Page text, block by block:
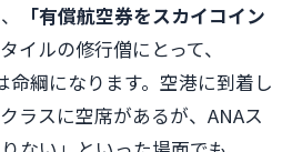
「有償航空券をスカイコイン
イルの修行僧にとって、
綱になります。空港に到着し
ラスに空席があるが、ANAス